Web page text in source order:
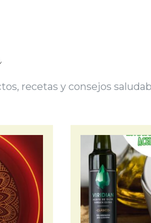
recetas y consejos